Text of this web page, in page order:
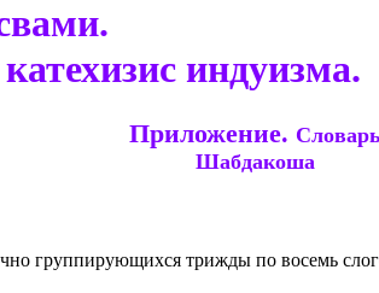
индуизма.
Приложение. Словарь
Шабдакоша
группирующихся трижды по восемь